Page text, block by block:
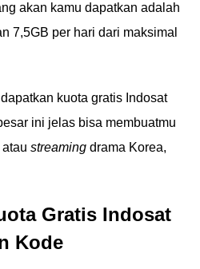
akan kamu dapatkan adalah
7,5GB per hari dari maksimal
kuota gratis Indosat
ini jelas bisa membuatmu
atau streaming drama Korea,
Gratis Indosat
Kode